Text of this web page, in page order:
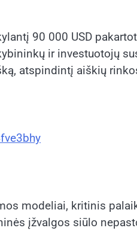
90 000 USD
ir investuotojų
atspindintį aiškių
modeliai, kritinis
įžvalgos siūlo